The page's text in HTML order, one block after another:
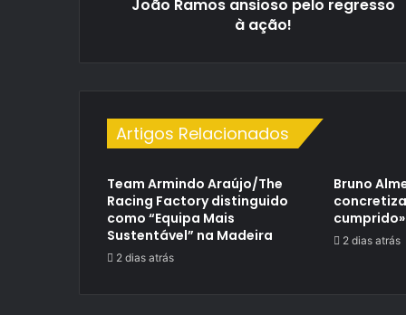
João Ramos ansioso pelo regresso
à ação!
Artigos Relacionados
Team Armindo Araújo/The
Racing Factory distinguido
como “Equipa Mais
Sustentável” na Madeira
2 dias atrás
Bruno
cumprido»
2 dias atrás